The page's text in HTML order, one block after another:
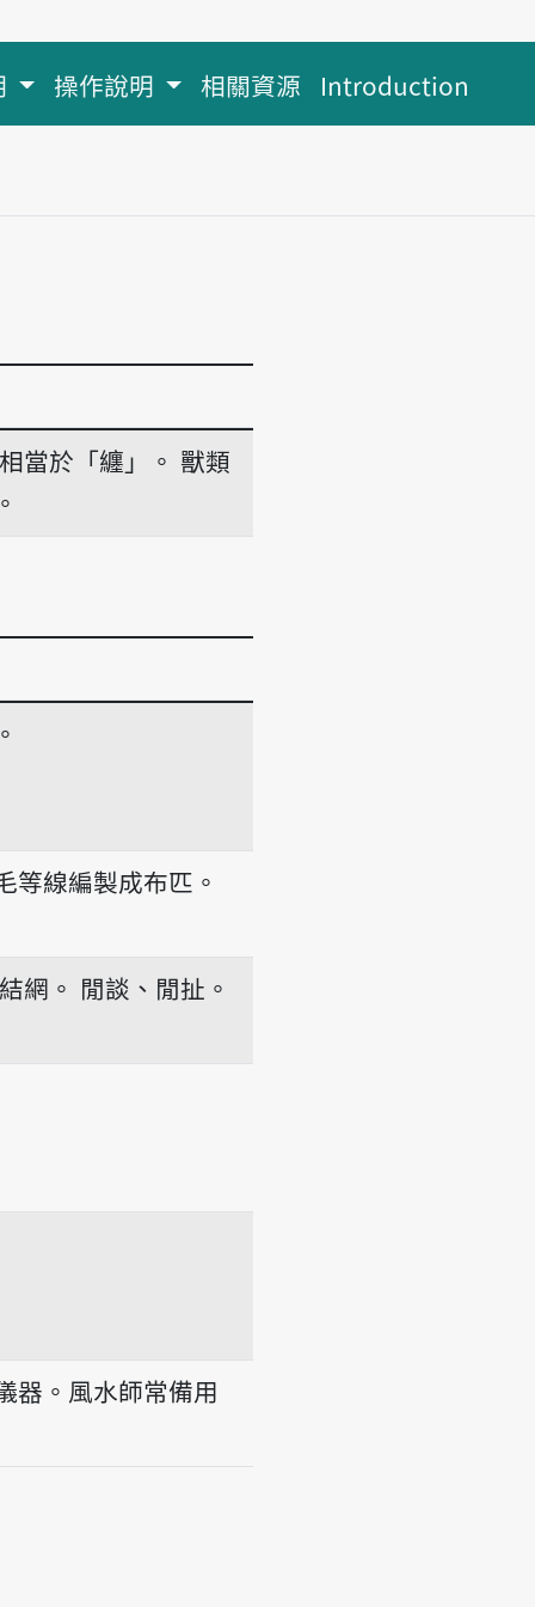
操作說明 相關資源 Introduction
當於「纏」。 獸類
kinn-kha-kinn-tshiú
等線編製成布匹。
網。 閒談、閒扯。
器。風水師常備用